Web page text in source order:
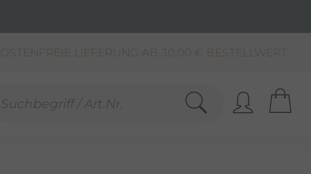
SCHNELLE LIEFERUNG (BEI VERFÜGBARKEIT)